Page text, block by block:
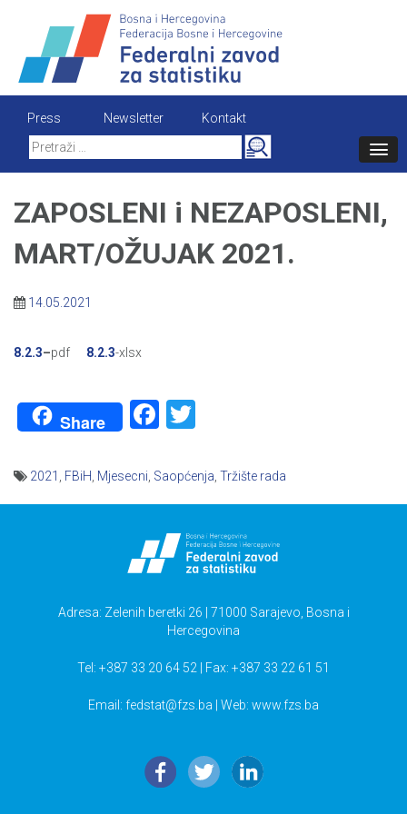
content
Press Newsletter
Kontakt
Search
for:
ZAPOSLENI i NEZAPOSLENI,
MART/OŽUJAK 2021.
14.05.2021
8.2.3–pdf 8.2.3-xlsx
Share Facebook
2021 FBiH Mjesecni Saopćenja Tržište rada
Adresa: Zelenih beretki 26 | 71000 Sarajevo, Bosna i
Hercegovina
Tel: +387 33 20 64 52 | Fax: +387 33 22 61 51
Email: fedstat@fzs.ba | Web: www.fzs.ba